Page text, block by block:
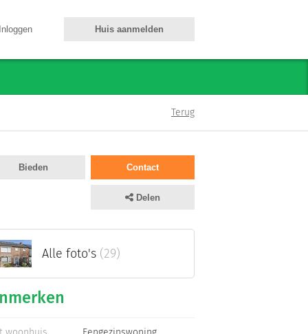
Inloggen Huis aanmelden
Terug
Contact
Bieden
Delen
Alle foto's (29)